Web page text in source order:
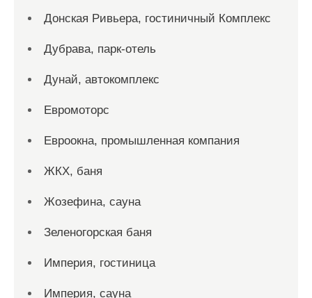
Донская Ривьера, гостиничный Комплекс
Дубрава, парк-отель
Дунай, автокомплекс
Евромоторс
Евроокна, промышленная компания
ЖКХ, баня
Жозефина, сауна
Зеленогорская баня
Империя, гостиница
Империя, сауна